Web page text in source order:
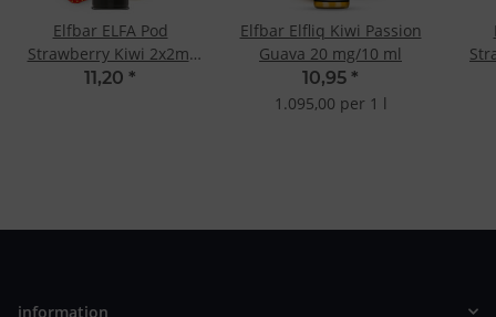
Elfbar ELFA Pod
Strawberry Kiwi 2x2ml
20mg
11,20 *
Elfbar Elfliq Kiwi Passion
Guava 20 mg/10 ml
10,95 *
1.095,00 per 1 l
information